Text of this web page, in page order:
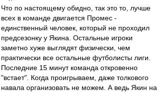
Что по настоящему обидно, так это то, лучше
всех в команде двигается Промес -
единственный человек, который не проходил
предсезонку у Якина. Остальные игроки
заметно хуже выглядят физически, чем
практически все остальные футболисты лиги.
Последние 15 минут команда откровенно
"встает". Когда проигрываем, даже толкового
навала организовать не можем. А ведь Якин на